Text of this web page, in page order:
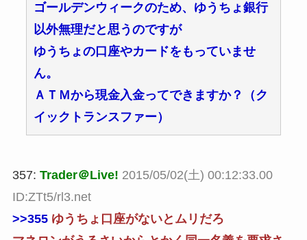
ゴールデンウィークのため、ゆうちょ銀行
以外無理だと思うのですが
ゆうちょの口座やカードをもっていませ
ん。
ＡＴＭから現金入金ってできますか？（ク
イックトランスファー）
357: Trader＠Live! 2015/05/02(土) 00:12:33.00
ID:ZTt5/rl3.net
>>355ゆうちょ口座がないとムリだろ